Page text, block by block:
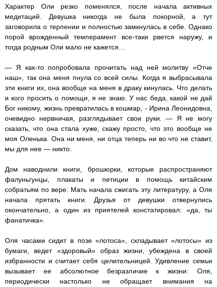
Характер Оли резко поменялся, после начала активных
медитаций. Девушка никогда не была покорной, а тут
заговорила о терпении и полностью замкнулась в себе. Однако
порой врожденный темперамент все-таки рвется наружу, и
тогда родным Оли мало не кажется…
— Я как-то попробовала прочитать над ней молитву «Отче
наш», так она меня пнула со всей силы. Когда я выбрасывала
эти книги их, она вообще на меня в драку кинулась. Что делать
и кого просить о помощи, я не знаю. У нас беда, какой не дай
Бог никому, жизнь превратилась в кошмар, - Ирина Леонидовна,
очевидно нервничая, разглядывает свои руки. — Я не могу
сказать, что она стала хуже, скажу просто, что это вообще не
моя Оленька. Она ни меня, ни отца теперь ни во что не ставит,
мы для нее — никто.
Дом наводнили книги, брошюрки, которые распространяют
фалуньгунцы, плакаты и петиции в помощь китайским
собратьям по вере. Мать начала сжигать эту литературу, а Оля
начала прятать книги. Друзья от девушки отвернулись
окончательно, а один из приятелей констатировал: «да, ты
фанатичка».
Оля часами сидит в позе «лотоса», складывает «лотосы» из
бумаги, ведет «здоровый» образ жизни, убеждена в своей
избранности и считает себя целительницей. Удивление семьи
вызывает ее абсолютное безразличие к жизни: Оля,
периодически настолько не обращает внимания на